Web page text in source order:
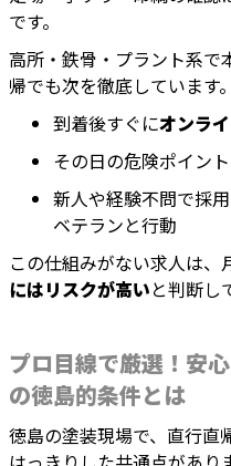
です。
高所・鉄骨・プラント系で
帰でも次を徹底しています。
到着後すぐにオンラ
その日の危険ポイン
新人や経験不問で採
ベテランと行動
この仕組みがない求人は、
にはリスクが高いと判断し
プロ目線で厳選！安
の徳島的条件とは
徳島の塗装現場で、直行直